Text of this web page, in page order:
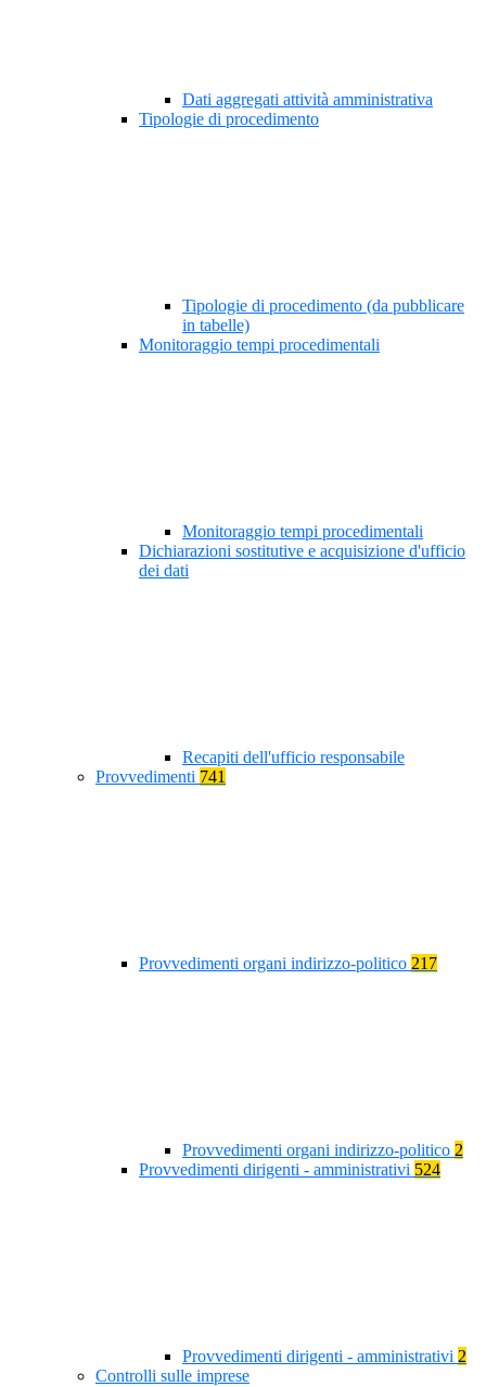
Dati aggregati attività amministrativa
Tipologie di procedimento
Tipologie di procedimento (da pubblicare
in tabelle)
Monitoraggio tempi procedimentali
Monitoraggio tempi procedimentali
Dichiarazioni sostitutive e acquisizione d'ufficio
dei dati
Recapiti dell'ufficio responsabile
Provvedimenti 741
Provvedimenti organi indirizzo-politico 217
Provvedimenti organi indirizzo-politico 2
Provvedimenti dirigenti - amministrativi 524
Provvedimenti dirigenti - amministrativi 2
Controlli sulle imprese